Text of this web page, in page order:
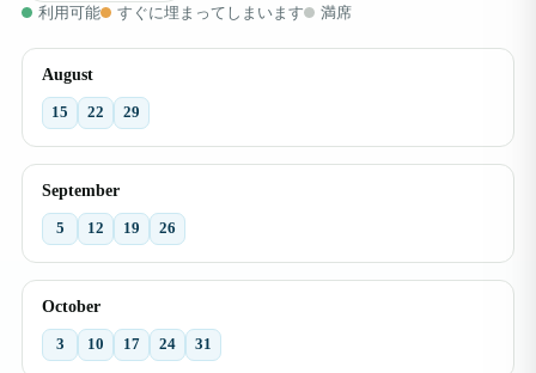
利用可能 すぐに埋まってしまいます 満席
August
15 22 29
September
5 12 19 26
October
3 10 17 24 31